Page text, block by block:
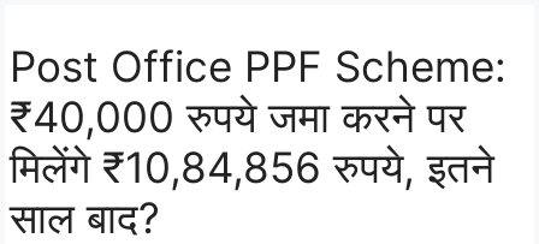
Post Office PPF Scheme:
₹40,000 रुपये जमा करने पर
मिलेंगे ₹10,84,856 रुपये, इतने
साल बाद?